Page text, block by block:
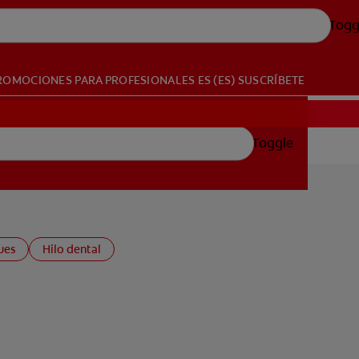
PARA PROFESIONALES ES (ES) SUSCRÍBETE
Toggle
Hilo dental